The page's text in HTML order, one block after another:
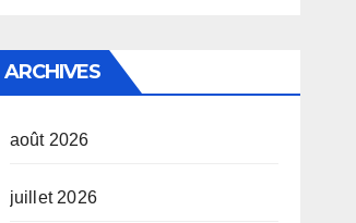
ARCHIVES
août 2026
juillet 2026